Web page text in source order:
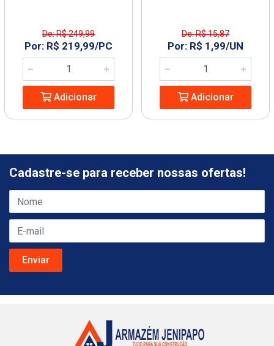
De: R$ 249,99
Por: R$ 219,99/PC
Adicionar
De: R$ 15,87
Por: R$ 1,99/UN
Adicionar
Cadastre-se para receber nossas ofertas!